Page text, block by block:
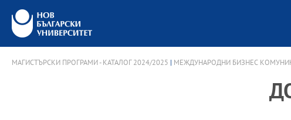
МАГИСТЪРСКИ ПРОГРАМИ - КАТАЛОГ 2024/2025 МЕЖДУНАРОДНИ БИЗНЕС